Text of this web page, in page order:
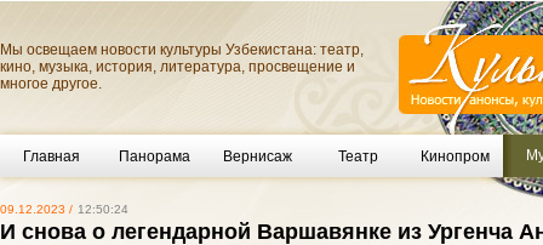
Мы освещаем новости культуры Узбекистана: театр,
кино, музыка, история, литература, просвещение и
многое другое.
Главная Панорама Вернисаж Театр Кинопром
09.12.2023 / 12:50:24
И снова о легендарной Варшавянке из Ургенча